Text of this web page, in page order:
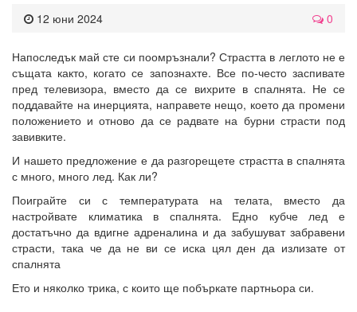
12 юни 2024 0
Напоследък май сте си поомръзнали? Страстта в леглото не е
същата както, когато се запознахте. Все по-често заспивате
пред телевизора, вместо да се вихрите в спалнята. Не се
поддавайте на инерцията, направете нещо, което да промени
положението и отново да се радвате на бурни страсти под
завивките.
И нашето предложение е да разгорещете страстта в спалнята
с много, много лед. Как ли?
Поиграйте си с температурата на телата, вместо да
настройвате климатика в спалнята. Едно кубче лед е
достатъчно да вдигне адреналина и да забушуват забравени
страсти, така че да не ви се иска цял ден да излизате от
спалнята
Ето и няколко трика, с които ще побъркате партньора си.